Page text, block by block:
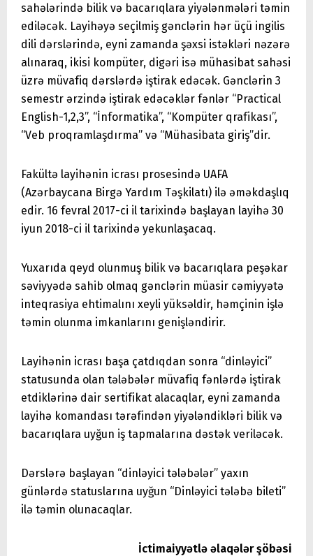
sahələrində bilik və bacarıqlara yiyələnmələri təmin
ediləcək. Layihəyə seçilmiş gənclərin hər üçü ingilis
dili dərslərində, eyni zamanda şəxsi istəkləri nəzərə
alınaraq, ikisi kompüter, digəri isə mühasibat sahəsi
üzrə müvafiq dərslərdə iştirak edəcək. Gənclərin 3
semestr ərzində iştirak edəcəklər fənlər “Practical
English-1,2,3”, “İnformatika”, “Kompüter qrafikası”,
“Veb proqramlaşdırma” və “Mühasibata giriş”dir.
Fakültə layihənin icrası prosesində UAFA
(Azərbaycana Birgə Yardım Təşkilatı) ilə əməkdaşlıq
edir. 16 fevral 2017-ci il tarixində başlayan layihə 30
iyun 2018-ci il tarixində yekunlaşacaq.
Yuxarıda qeyd olunmuş bilik və bacarıqlara peşəkar
səviyyədə sahib olmaq gənclərin müasir cəmiyyətə
inteqrasiya ehtimalını xeyli yüksəldir, həmçinin işlə
təmin olunma imkanlarını genişləndirir.
Layihənin icrası başa çatdıqdan sonra “dinləyici”
statusunda olan tələbələr müvafiq fənlərdə iştirak
etdiklərinə dair sertifikat alacaqlar, eyni zamanda
layihə komandası tərəfindən yiyələndikləri bilik və
bacarıqlara uyğun iş tapmalarına dəstək veriləcək.
Dərslərə başlayan “dinləyici tələbələr” yaxın
günlərdə statuslarına uyğun “Dinləyici tələbə bileti”
ilə təmin olunacaqlar.
İctimaiyyətlə əlaqələr şöbəsi